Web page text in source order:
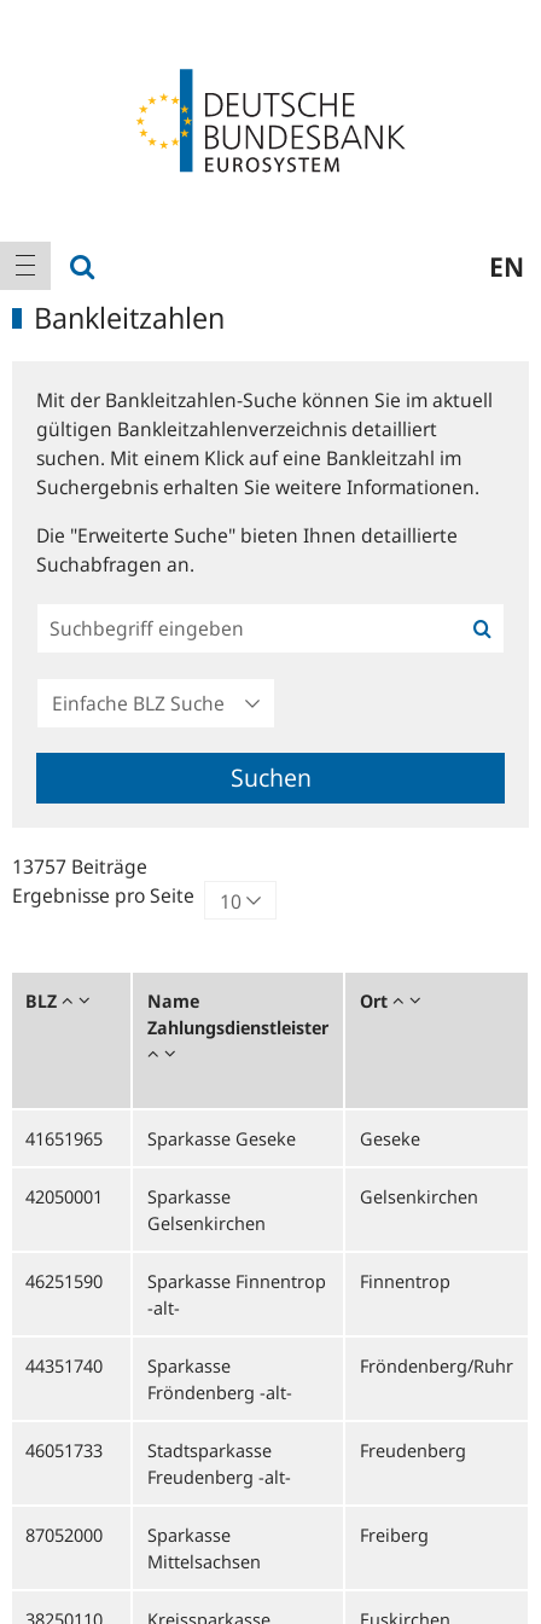
Hauptnavigation
Navigation anzeigen EN
Bankleitzahlen
Mit der Bankleitzahlen-Suche können Sie im aktuell
gültigen Bankleitzahlenverzeichnis detailliert
suchen. Mit einem Klick auf eine Bankleitzahl im
Suchergebnis erhalten Sie weitere Informationen.
Die "Erweiterte Suche" bieten Ihnen detaillierte
Suchabfragen an.
Einfache
Suche
Suchen
13757 Beiträge
Ergebnisse pro Seite
BLZ
Name
Zahlungsdienstleister
Ort
41651965 Sparkasse Geseke Geseke
42050001
Sparkasse
Gelsenkirchen
Gelsenkirchen
46251590
Sparkasse Finnentrop
-alt-
Finnentrop
44351740
Sparkasse
Fröndenberg -alt-
Fröndenberg/Ruhr
46051733
Stadtsparkasse
Freudenberg -alt-
Freudenberg
87052000
Sparkasse
Mittelsachsen
Freiberg
38250110 Kreissparkasse Euskirchen